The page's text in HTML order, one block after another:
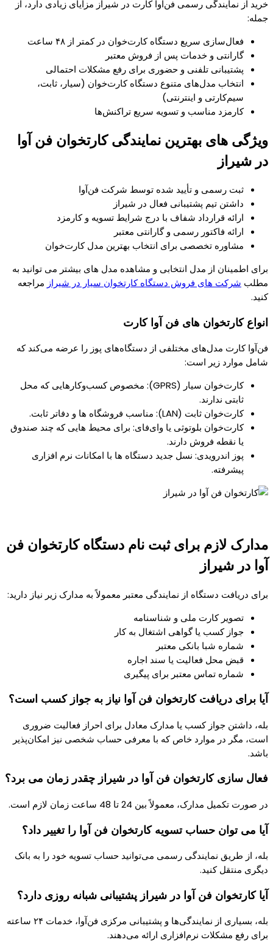
خرید از نمایندگی رسمی فن‌آوا کارت در شیراز مزایای زیادی دارد، از
جمله:
فعال‌سازی سریع دستگاه کارت‌خوان در کمتر از ۴۸ ساعت
گارانتی و خدمات پس از فروش معتبر
پشتیبانی تلفنی و حضوری برای رفع مشکلات احتمالی
انتخاب مدل‌های متنوع دستگاه کارت‌خوان (سیار، ثابت،
سیم‌کارتی و اینترنتی)
کارمزد مناسب و تسویه سریع تراکنش‌ها
ویژگی‌ های بهترین نمایندگی کارتخوان فن‌ آوا
در شیراز
ثبت رسمی و تأیید شده توسط شرکت فن‌آوا
داشتن تیم پشتیبانی فعال در شیراز
ارائه قرارداد شفاف با درج شرایط تسویه و کارمزد
ارائه فاکتور رسمی و گارانتی معتبر
مشاوره تخصصی برای انتخاب بهترین مدل کارت‌خوان
برای اطمینان از مدل انتخابی و مشاهده مدل های بیشتر می توانید به
مطلب شرکت های فروش دستگاه کارتخوان سیار در شیراز مراجعه
کنید.
انواع کارتخوان‌ های فن‌ آوا کارت
فن‌آوا کارت مدل‌های مختلفی از دستگاه‌های پوز را عرضه می‌کند که
شامل موارد زیر است:
کارت‌خوان سیار (GPRS): مخصوص کسب‌وکارهایی که محل
ثابتی ندارند.
کارت‌خوان ثابت (LAN): مناسب فروشگاه‌ ها و دفاتر ثابت.
کارت‌خوان بلوتوثی یا وای‌فای: برای محیط‌ هایی که چند صندوق
یا نقطه فروش دارند.
پوز اندرویدی: نسل جدید دستگاه‌ ها با امکانات نرم‌ افزاری
پیشرفته.
مدارک لازم برای ثبت‌ نام دستگاه کارتخوان فن‌
آوا در شیراز
برای دریافت دستگاه از نمایندگی‌ معتبر معمولاً به مدارک زیر نیاز دارید:
تصویر کارت ملی و شناسنامه
جواز کسب یا گواهی اشتغال به کار
شماره شبا بانکی معتبر
قبض محل فعالیت یا سند اجاره
شماره تماس معتبر برای پیگیری
آیا برای دریافت کارتخوان فن‌ آوا نیاز به جواز کسب است؟
بله، داشتن جواز کسب یا مدارک معادل برای احراز فعالیت ضروری
است، مگر در موارد خاص که با معرفی حساب شخصی نیز امکان‌پذیر
باشد.
فعال‌ سازی کارتخوان فن‌ آوا در شیراز چقدر زمان می‌ برد؟
در صورت تکمیل مدارک، معمولاً بین 24 تا 48 ساعت زمان لازم است.
آیا می‌ توان حساب تسویه کارتخوان فن‌ آوا را تغییر داد؟
بله، از طریق نمایندگی رسمی می‌توانید حساب تسویه خود را به بانک
دیگری منتقل کنید.
آیا کارتخوان فن‌ آوا در شیراز پشتیبانی شبانه‌ روزی دارد؟
بله، بسیاری از نمایندگی‌ها و پشتیبانی مرکزی فن‌آوا، خدمات ۲۴ ساعته
برای رفع مشکلات نرم‌افزاری ارائه می‌دهند.